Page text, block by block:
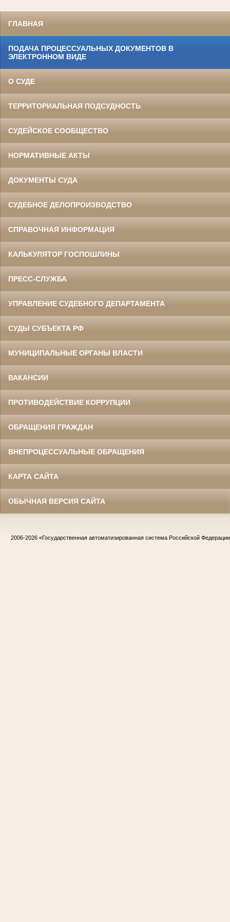
ГЛАВНАЯ
ПОДАЧА ПРОЦЕССУАЛЬНЫХ ДОКУМЕНТОВ В
ЭЛЕКТРОННОМ ВИДЕ
О СУДЕ
ТЕРРИТОРИАЛЬНАЯ ПОДСУДНОСТЬ
СУДЕЙСКОЕ СООБЩЕСТВО
НОРМАТИВНЫЕ АКТЫ
ДОКУМЕНТЫ СУДА
СУДЕБНОЕ ДЕЛОПРОИЗВОДСТВО
СПРАВОЧНАЯ ИНФОРМАЦИЯ
КАЛЬКУЛЯТОР ГОСПОШЛИНЫ
ПРЕСС-СЛУЖБА
УПРАВЛЕНИЕ СУДЕБНОГО ДЕПАРТАМЕНТА
СУДЫ СУБЪЕКТА РФ
МУНИЦИПАЛЬНЫЕ ОРГАНЫ ВЛАСТИ
ВАКАНСИИ
ПРОТИВОДЕЙСТВИЕ КОРРУПЦИИ
ОБРАЩЕНИЯ ГРАЖДАН
ВНЕПРОЦЕССУАЛЬНЫЕ ОБРАЩЕНИЯ
КАРТА САЙТА
ОБЫЧНАЯ ВЕРСИЯ САЙТА
2006-2026 «Государственная автоматизированная система Российской